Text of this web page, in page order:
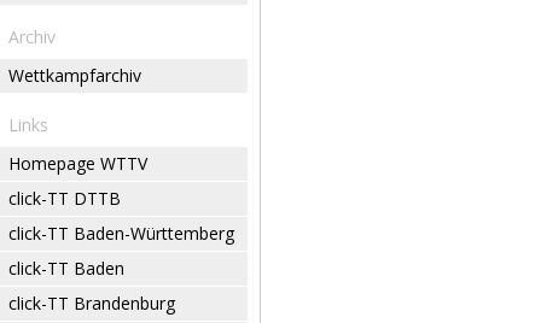
Archiv
Wettkampfarchiv
Links
Homepage WTTV
click-TT DTTB
click-TT Baden-Württemberg
click-TT Baden
click-TT Brandenburg